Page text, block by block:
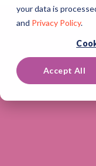
your data is
and Privacy Policy.
Accept All